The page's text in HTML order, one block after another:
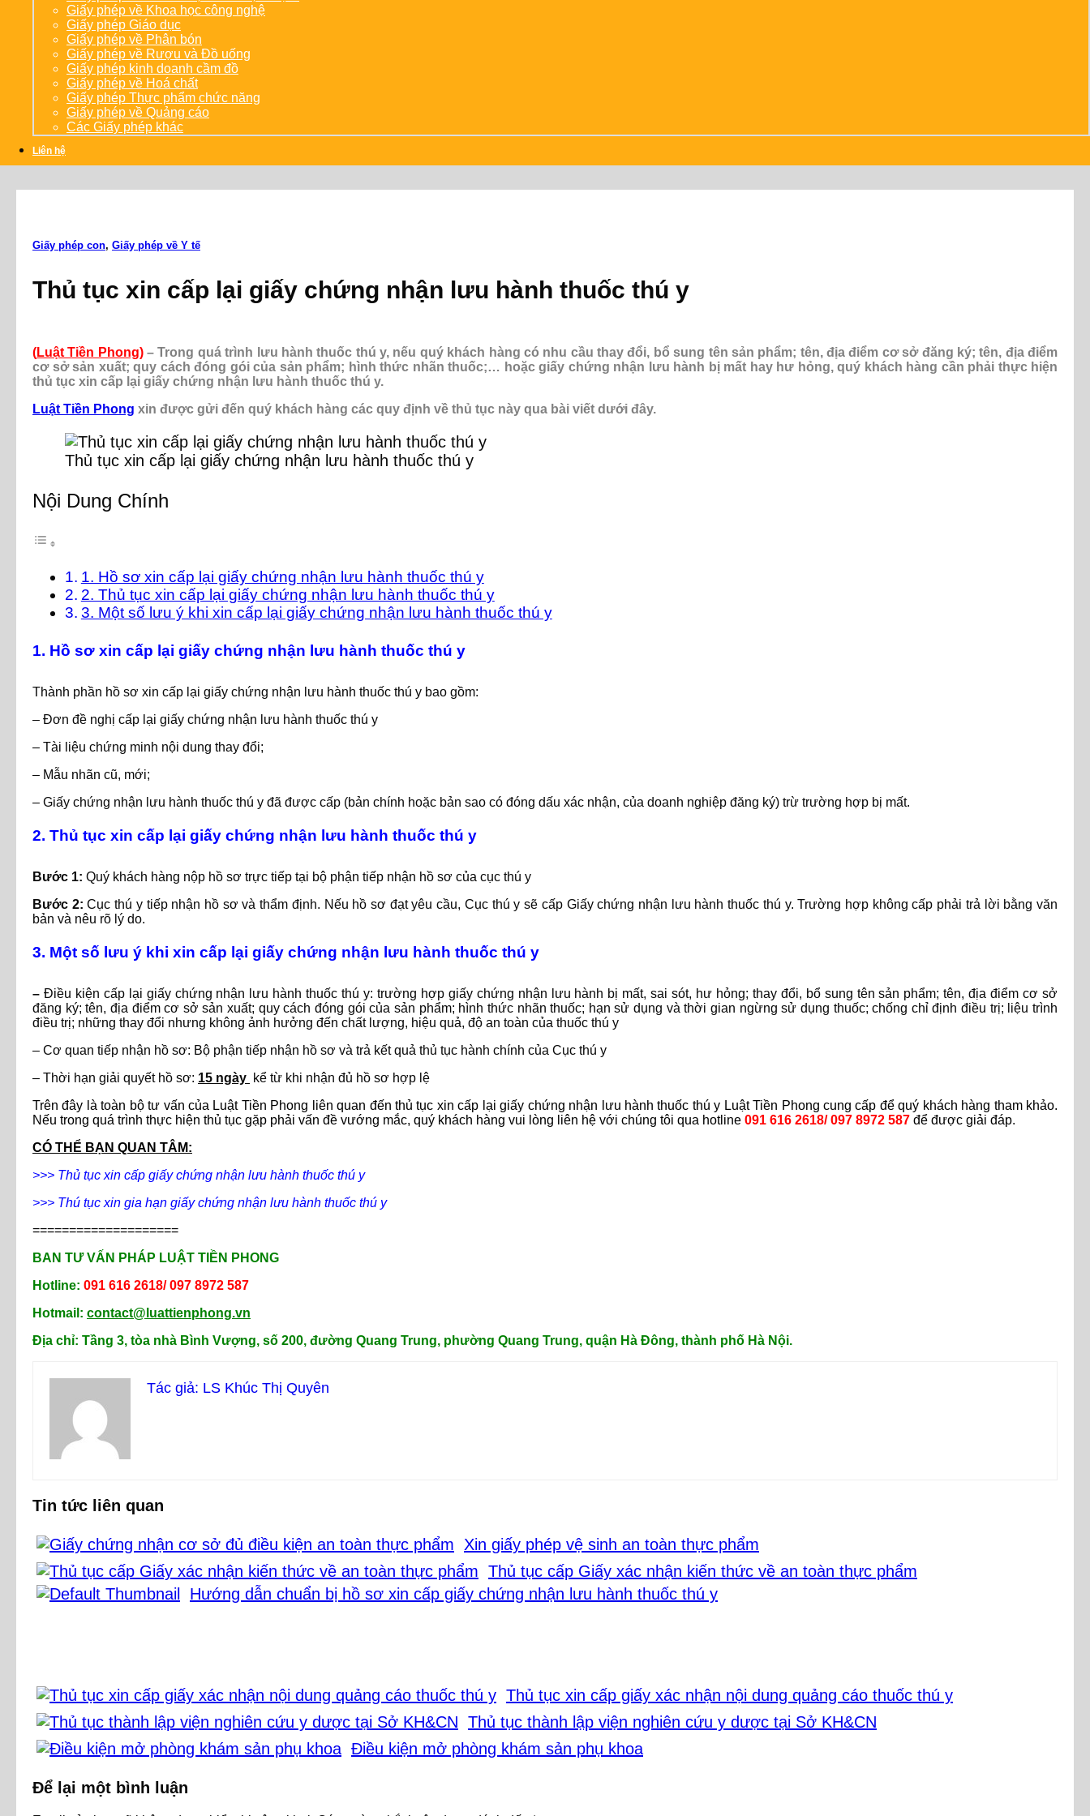
Giấy phép về Khoa học công nghệ
Giấy phép Giáo dục
Giấy phép về Phân bón
Giấy phép về Rượu và Đồ uống
Giấy phép kinh doanh cầm đồ
Giấy phép về Hoá chất
Giấy phép Thực phẩm chức năng
Giấy phép về Quảng cáo
Các Giấy phép khác
Liên hệ
Giấy phép con, Giấy phép về Y tế
Thủ tục xin cấp lại giấy chứng nhận lưu hành thuốc thú y
(Luật Tiền Phong) – Trong quá trình lưu hành thuốc thú y, nếu quý khách hàng có nhu cầu thay đổi, bổ sung tên sản phẩm; tên, địa điểm cơ sở đăng ký; tên, địa điểm
cơ sở sản xuất; quy cách đóng gói của sản phẩm; hình thức nhãn thuốc;… hoặc giấy chứng nhận lưu hành bị mất hay hư hỏng, quý khách hàng cần phải thực hiện
thủ tục xin cấp lại giấy chứng nhận lưu hành thuốc thú y.
Luật Tiền Phong xin được gửi đến quý khách hàng các quy định về thủ tục này qua bài viết dưới đây.
Thủ tục xin cấp lại giấy chứng nhận lưu hành thuốc thú y
Nội Dung Chính
1. Hồ sơ xin cấp lại giấy chứng nhận lưu hành thuốc thú y
2. Thủ tục xin cấp lại giấy chứng nhận lưu hành thuốc thú y
3. Một số lưu ý khi xin cấp lại giấy chứng nhận lưu hành thuốc thú y
1. Hồ sơ xin cấp lại giấy chứng nhận lưu hành thuốc thú y
Thành phần hồ sơ xin cấp lại giấy chứng nhận lưu hành thuốc thú y bao gồm:
– Đơn đề nghị cấp lại giấy chứng nhận lưu hành thuốc thú y
– Tài liệu chứng minh nội dung thay đổi;
– Mẫu nhãn cũ, mới;
– Giấy chứng nhận lưu hành thuốc thú y đã được cấp (bản chính hoặc bản sao có đóng dấu xác nhận, của doanh nghiệp đăng ký) trừ trường hợp bị mất.
2. Thủ tục xin cấp lại giấy chứng nhận lưu hành thuốc thú y
Bước 1: Quý khách hàng nộp hồ sơ trực tiếp tại bộ phận tiếp nhận hồ sơ của cục thú y
Bước 2:Cục thú y tiếp nhận hồ sơ và thẩm định. Nếu hồ sơ đạt yêu cầu, Cục thú y sẽ cấp Giấy chứng nhận lưu hành thuốc thú y. Trường hợp không cấp phải trả lời bằng văn
bản và nêu rõ lý do.
3. Một số lưu ý khi xin cấp lại giấy chứng nhận lưu hành thuốc thú y
– Điều kiện cấp lại giấy chứng nhận lưu hành thuốc thú y: trường hợp giấy chứng nhận lưu hành bị mất, sai sót, hư hỏng; thay đổi, bổ sung tên sản phẩm; tên, địa điểm cơ sở
đăng ký; tên, địa điểm cơ sở sản xuất; quy cách đóng gói của sản phẩm; hình thức nhãn thuốc; hạn sử dụng và thời gian ngừng sử dụng thuốc; chống chỉ định điều trị; liệu trình
điều trị; những thay đổi nhưng không ảnh hưởng đến chất lượng, hiệu quả, độ an toàn của thuốc thú y
– Cơ quan tiếp nhận hồ sơ: Bộ phận tiếp nhận hồ sơ và trả kết quả thủ tục hành chính của Cục thú y
– Thời hạn giải quyết hồ sơ: 15 ngày kể từ khi nhận đủ hồ sơ hợp lệ
Trên đây là toàn bộ tư vấn của Luật Tiền Phong liên quan đến thủ tục xin cấp lại giấy chứng nhận lưu hành thuốc thú y Luật Tiền Phong cung cấp để quý khách hàng tham khảo.
Nếu trong quá trình thực hiện thủ tục gặp phải vấn đề vướng mắc, quý khách hàng vui lòng liên hệ với chúng tôi qua hotline 091 616 2618/ 097 8972 587 để được giải đáp.
CÓ THỂ BẠN QUAN TÂM:
>>> Thủ tục xin cấp giấy chứng nhận lưu hành thuốc thú y
>>> Thú tục xin gia hạn giấy chứng nhận lưu hành thuốc thú y
====================
BAN TƯ VẤN PHÁP LUẬT TIỀN PHONG
Hotline: 091 616 2618/ 097 8972 587
Hotmail: contact@luattienphong.vn
Địa chỉ: Tầng 3, tòa nhà Bình Vượng, số 200, đường Quang Trung, phường Quang Trung, quận Hà Đông, thành phố Hà Nội.
Tác giả: LS Khúc Thị Quyên
Tin tức liên quan
Xin giấy phép vệ sinh an toàn thực phẩm
Thủ tục cấp Giấy xác nhận kiến thức về an toàn thực phẩm
Hướng dẫn chuẩn bị hồ sơ xin cấp giấy chứng nhận lưu hành thuốc thú y
Thủ tục xin cấp giấy xác nhận nội dung quảng cáo thuốc thú y
Thủ tục thành lập viện nghiên cứu y dược tại Sở KH&CN
Điều kiện mở phòng khám sản phụ khoa
Để lại một bình luận